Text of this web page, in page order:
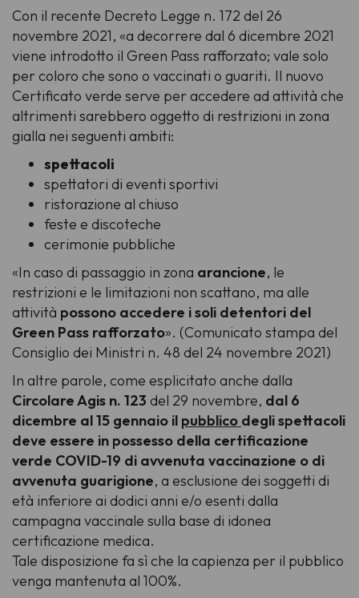
Con il recente Decreto Legge n. 172 del 26
novembre 2021, «a decorrere dal 6 dicembre 2021
viene introdotto il Green Pass rafforzato; vale solo
per coloro che sono o vaccinati o guariti. Il nuovo
Certificato verde serve per accedere ad attività che
altrimenti sarebbero oggetto di restrizioni in zona
gialla nei seguenti ambiti:
spettacoli
spettatori di eventi sportivi
ristorazione al chiuso
feste e discoteche
cerimonie pubbliche
«In caso di passaggio in zona arancione, le
restrizioni e le limitazioni non scattano, ma alle
attività possono accedere i soli detentori del
Green Pass rafforzato». (Comunicato stampa del
Consiglio dei Ministri n. 48 del 24 novembre 2021)
In altre parole, come esplicitato anche dalla
Circolare Agis n. 123 del 29 novembre, dal 6
dicembre al 15 gennaio il pubblico degli spettacoli
deve essere in possesso della certificazione
verde COVID-19 di avvenuta vaccinazione o di
avvenuta guarigione, a esclusione dei soggetti di
età inferiore ai dodici anni e/o esenti dalla
campagna vaccinale sulla base di idonea
certificazione medica.
Tale disposizione fa sì che la capienza per il pubblico
venga mantenuta al 100%.